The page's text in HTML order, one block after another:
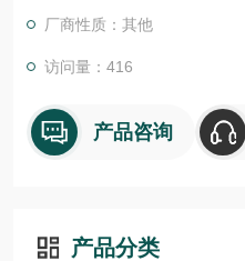
厂商性质：其他
访问量：416
产品咨询
产品分类